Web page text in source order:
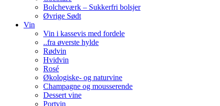
Bolcheværk – Sukkerfri bolsjer
Øvrige Sødt
Vin
Vin i kassevis med fordele
..fra øverste hylde
Rødvin
Hvidvin
Rosé
Økologiske- og naturvine
Champagne og mousserende
Dessert vine
Portvin